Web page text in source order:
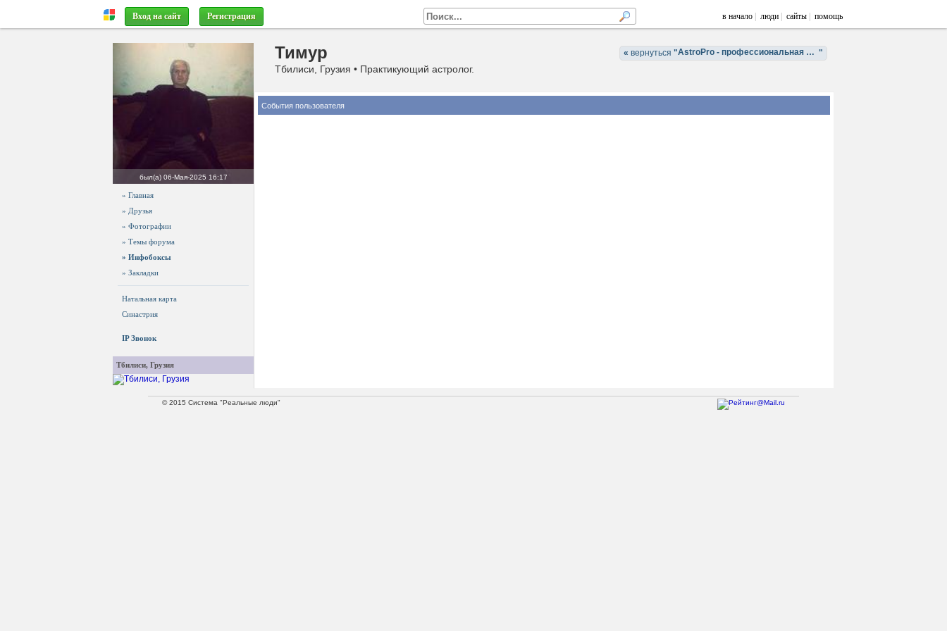
Вход на сайт Регистрация в начало люди сайты помощь
« вернуться " AstroPro - профессиональная астрология. Обучение и консультации. "
Тимур
Тбилиси, Грузия • Практикующий астролог.
был(а) 06-Мая-2025 16:17
» Главная
» Друзья
» Фотографии
» Темы форума
» Инфобоксы
» Закладки
Натальная карта
Синастрия
IP Звонок
Тбилиси, Грузия
События пользователя
© 2015 Система "Реальные люди"